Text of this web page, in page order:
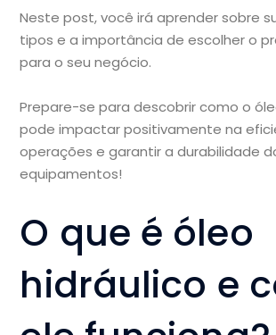
Neste post, você irá aprender sobre
tipos e a importância de escolher o
para o seu negócio.
Prepare-se para descobrir como o
pode impactar positivamente na
operações e garantir a durabilidade
equipamentos!
O que é óleo
hidráulico e